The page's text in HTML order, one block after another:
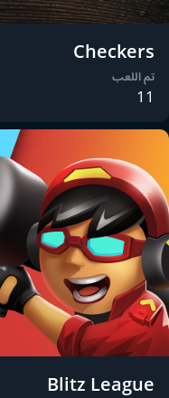
Checkers
تم اللعب
11
Blitz League